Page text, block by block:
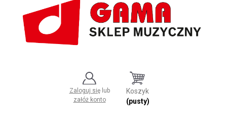
Zaloguj się lub
załóż konto
Koszyk
(pusty)